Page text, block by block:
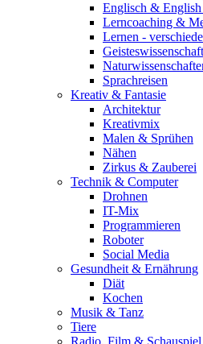
Englisch &
Lerncoaching &
Lernen -
Sprachreisen
Kreativ & Fantasie
Architektur
Kreativmix
Malen & Sprühen
Nähen
Zirkus & Zauberei
Technik & Computer
Drohnen
IT-Mix
Programmieren
Roboter
Social Media
Gesundheit & Ernährung
Diät
Kochen
Musik & Tanz
Tiere
Radio, Film & Schauspiel